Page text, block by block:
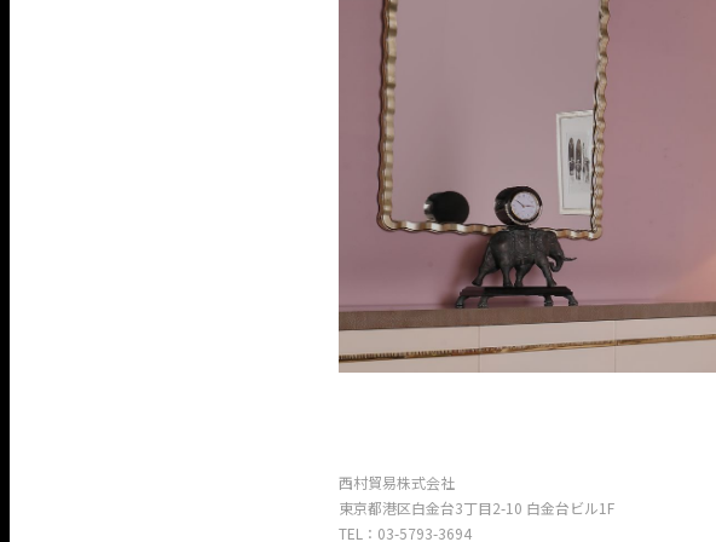
西村貿易株式会社
東京都港区白金台3丁目2-10 白金台ビル1F
TEL：03-5793-3694